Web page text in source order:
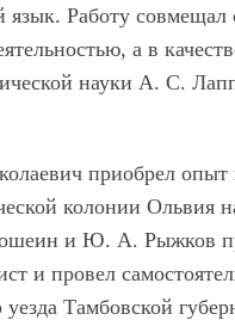
Работу совмещал
а в
науки А. С.
приобрел опыт
колонии Ольвия
и Ю. А. Рыжков
и провел
Тамбовской